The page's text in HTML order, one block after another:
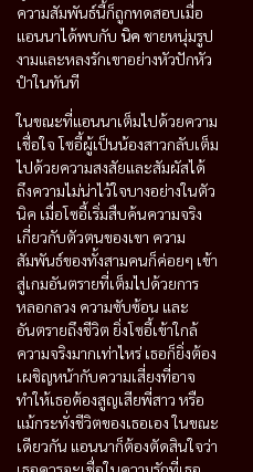
ความสัมพันธ์นี้ก็ถูกทดสอบเมื่อ
แอนนาได้พบกับ นิค ชายหนุ่มรูป
งามและหลงรักเขาอย่างหัวปักหัว
ปำในทันที
ในขณะที่แอนนาเต็มไปด้วยความ
เชื่อใจ โซอี้ผู้เป็นน้องสาวกลับเต็ม
ไปด้วยความสงสัยและสัมผัสได้
ถึงความไม่น่าไว้ใจบางอย่างในตัว
นิค เมื่อโซอี้เริ่มสืบค้นความจริง
เกี่ยวกับตัวตนของเขา ความ
สัมพันธ์ของทั้งสามคนก็ค่อยๆ เข้า
สู่เกมอันตรายที่เต็มไปด้วยการ
หลอกลวง ความซับซ้อน และ
อันตรายถึงชีวิต ยิ่งโซอี้เข้าใกล้
ความจริงมากเท่าไหร่ เธอก็ยิ่งต้อง
เผชิญหน้ากับความเสี่ยงที่อาจ
ทำให้เธอต้องสูญเสียพี่สาว หรือ
แม้กระทั่งชีวิตของเธอเอง ในขณะ
เดียวกัน แอนนาก็ต้องตัดสินใจว่า